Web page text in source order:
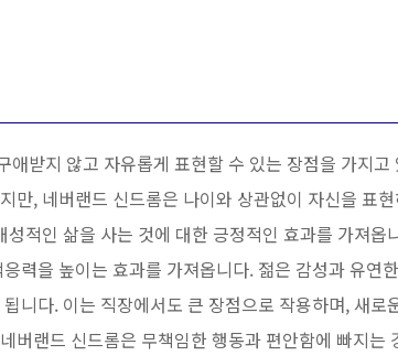
받지 않고 자유롭게 표현할 수 있는 장점을 가지고
만, 네버랜드 신드롬은 나이와 상관없이 자신을 표
적인 삶을 사는 것에 대한 긍정적인 효과를 가져옵
력을 높이는 효과를 가져옵니다. 젊은 감성과 유연
니다. 이는 직장에서도 큰 장점으로 작용하며, 새로
버랜드 신드롬은 무책임한 행동과 편안함에 빠지는